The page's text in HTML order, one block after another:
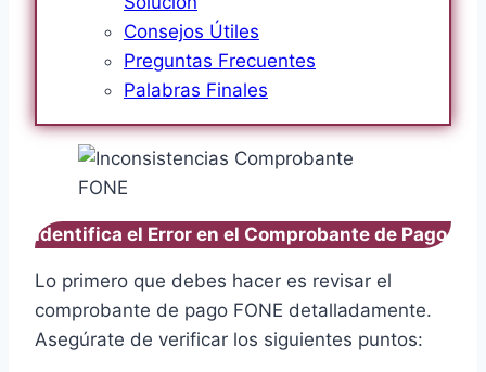
Consejos Útiles
Preguntas Frecuentes
Palabras Finales
Identifica el Error en el Comprobante de Pago
Lo primero que debes hacer es revisar el
comprobante de pago FONE detalladamente.
Asegúrate de verificar los siguientes puntos: